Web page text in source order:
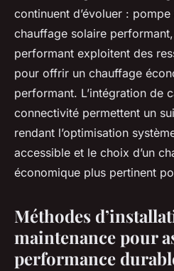
continuent d’évoluer :
chauffage solaire
performant exploitent des
pour offrir un chauffage
performant. L’intégration de
connectivité permettent un
rendant l’optimisation
accessible et le choix d’un
économique plus pertinent
Méthodes
maintenance pour
performance